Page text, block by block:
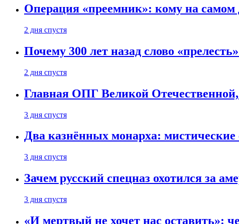
Операция «преемник»: кому на самом
2 дня спустя
Почему 300 лет назад слово
2 дня спустя
Главная ОПГ Великой
3 дня спустя
Два казнённых монарха:
3 дня спустя
Зачем русский спецназ охотился за
3 дня спустя
«И мертвый не хочет нас оставить»: